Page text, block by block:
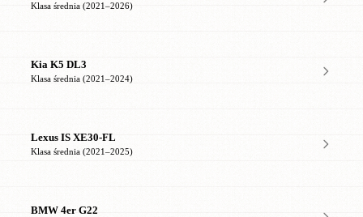
Klasa średnia (2021–2026)
Kia K5 DL3
Klasa średnia (2021–2024)
Lexus IS XE30-FL
Klasa średnia (2021–2025)
BMW 4er G22